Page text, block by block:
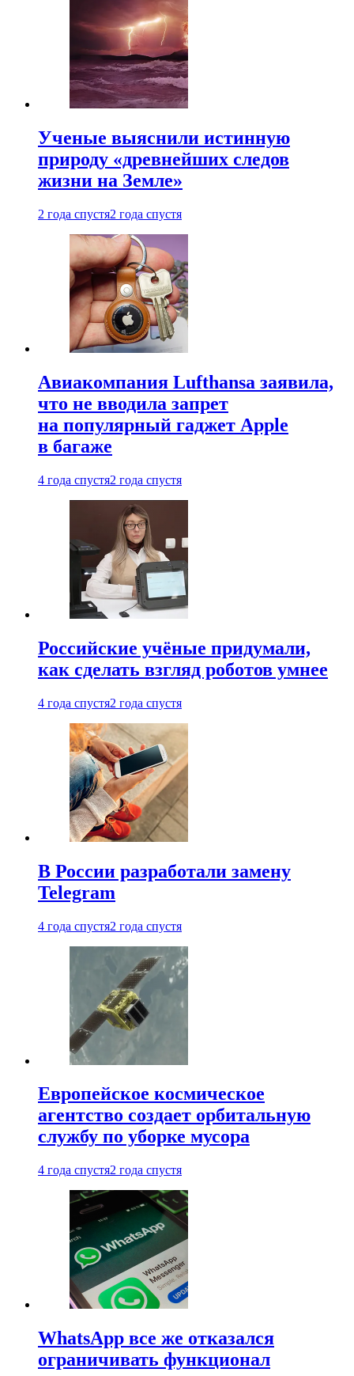
Ученые выяснили истинную
природу «древнейших следов
жизни на Земле»
2 года спустя2 года спустя
Авиакомпания Lufthansa заявила,
что не вводила запрет
на популярный гаджет Apple
в багаже
4 года спустя2 года спустя
Российские учёные придумали,
как сделать взгляд роботов умнее
4 года спустя2 года спустя
В России разработали замену
Telegram
4 года спустя2 года спустя
Европейское космическое
агентство создает орбитальную
службу по уборке мусора
4 года спустя2 года спустя
WhatsApp все же отказался
ограничивать функционал